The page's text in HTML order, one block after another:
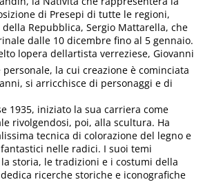
di Presepi di tutte le regioni,
Repubblica, Sergio Mattarella, che
dalle 10 dicembre fino al 5 gennaio.
lopera dellartista verreziese, Giovanni
la cui creazione è cominciata
si arricchisce di personaggi e di
1935, iniziato la sua carriera come
rivolgendosi, poi, alla scultura. Ha
tecnica di colorazione del legno e
nelle radici. I suoi temi
storia, le tradizioni e i costumi della
dedica ricerche storiche e iconografiche